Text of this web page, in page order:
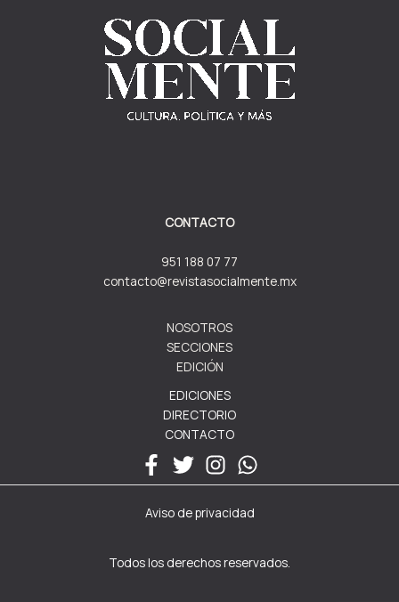
CONTACTO
951 188 07 77
contacto@revistasocialmente.mx
NOSOTROS
SECCIONES
EDICIÓN
EDICIONES
DIRECTORIO
CONTACTO
Aviso de privacidad
Todos los derechos reservados.